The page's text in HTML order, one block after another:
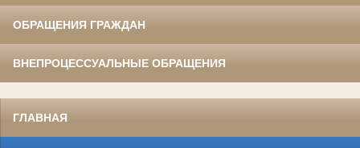
ОБРАЩЕНИЯ ГРАЖДАН
ВНЕПРОЦЕССУАЛЬНЫЕ ОБРАЩЕНИЯ
ГЛАВНАЯ